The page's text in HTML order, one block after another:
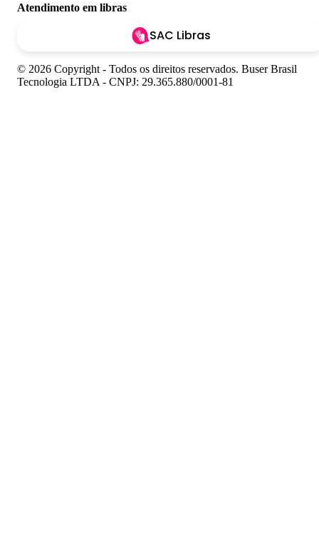
Atendimento em libras
SAC Libras
© 2026 Copyright - Todos os direitos reservados. Buser Brasil
Tecnologia LTDA - CNPJ: 29.365.880/0001-81